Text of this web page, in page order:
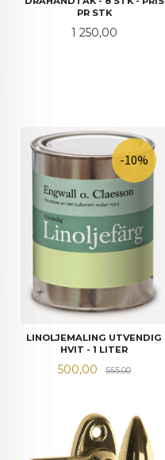
PR STK
Pris
1 250,00
LINOLJEMALING UTVENDIG
HVIT - 1 LITER
Tilbud
500,00 555,00Rabatt
-10%